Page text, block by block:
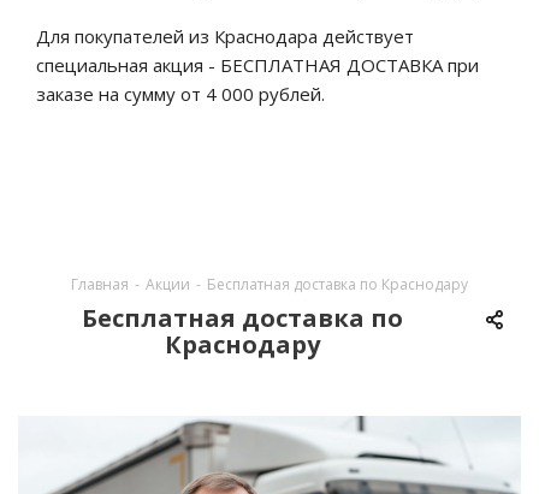
Для покупателей из Краснодара действует
специальная акция - БЕСПЛАТНАЯ ДОСТАВКА при
заказе на сумму от 4 000 рублей.
Главная - Акции - Бесплатная доставка по Краснодару
Бесплатная доставка по
Краснодару